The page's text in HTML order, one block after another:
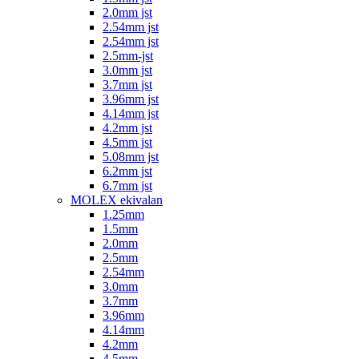
2.0mm jst
2.54mm jst
2.54mm jst
2.5mm-jst
3.0mm jst
3.7mm jst
3.96mm jst
4.14mm jst
4.2mm jst
4.5mm jst
5.08mm jst
6.2mm jst
6.7mm jst
MOLEX ekivalan
1.25mm
1.5mm
2.0mm
2.5mm
2.54mm
3.0mm
3.7mm
3.96mm
4.14mm
4.2mm